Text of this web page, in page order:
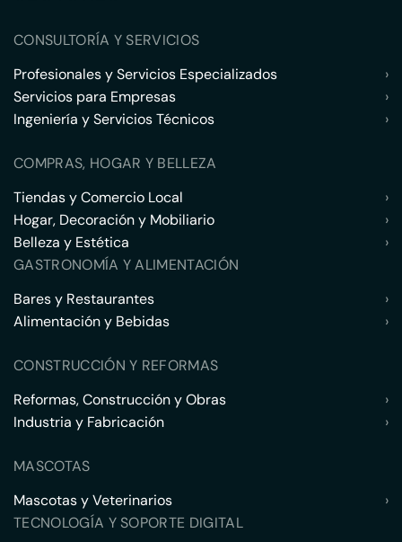
CONSULTORÍA Y SERVICIOS
Profesionales y Servicios Especializados
›
Servicios para Empresas
›
Ingeniería y Servicios Técnicos
›
COMPRAS, HOGAR Y BELLEZA
Tiendas y Comercio Local
›
Hogar, Decoración y Mobiliario
›
Belleza y Estética
›
GASTRONOMÍA Y ALIMENTACIÓN
Bares y Restaurantes
›
Alimentación y Bebidas
›
CONSTRUCCIÓN Y REFORMAS
Reformas, Construcción y Obras
›
Industria y Fabricación
›
MASCOTAS
Mascotas y Veterinarios
›
TECNOLOGÍA Y SOPORTE DIGITAL